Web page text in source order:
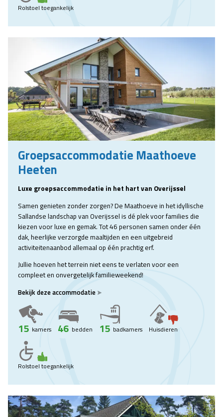
Rolstoel toegankelijk
Groepsaccommodatie Maathoeve
Heeten
Luxe groepsaccommodatie in het hart van Overijssel
Samen genieten zonder zorgen? De Maathoeve in het idyllische
Sallandse landschap van Overijssel is dé plek voor families die
kiezen voor luxe en gemak. Tot 46 personen samen onder één
dak, heerlijke verzorgde maaltijden en een uitgebreid
activiteitenaanbod allemaal op één prachtig erf.
Jullie hoeven het terrein niet eens te verlaten voor een
compleet en onvergetelijk familieweekend!
Bekijk deze accommodatie
15 kamers 46 bedden 15 badkamers Huisdieren
Rolstoel toegankelijk